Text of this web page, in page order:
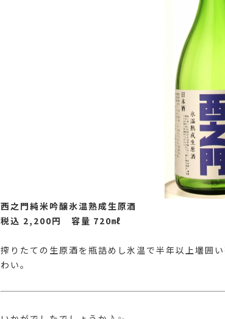
西之門純米吟醸氷温熟成生原酒
税込 2,200円 容量 720㎖
搾りたての生原酒を瓶詰めし氷温で半年以上壜囲
わい。